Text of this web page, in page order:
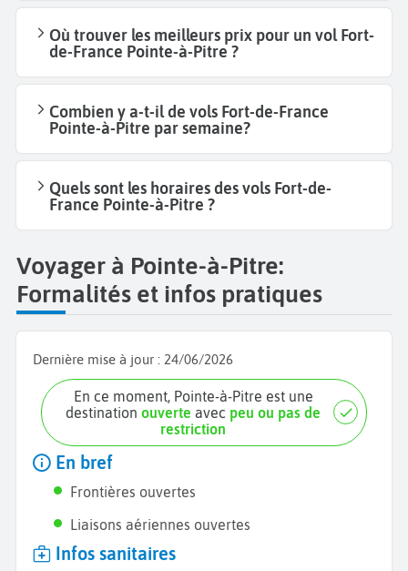
Où trouver les meilleurs prix pour un vol Fort-
de-France Pointe-à-Pitre ?
Combien y a-t-il de vols Fort-de-France
Pointe-à-Pitre par semaine?
Quels sont les horaires des vols Fort-de-
France Pointe-à-Pitre ?
Voyager à Pointe-à-Pitre:
Formalités et infos pratiques
Dernière mise à jour : 24/06/2026
En ce moment, Pointe-à-Pitre est une
destinationouverte avec peu ou pas de
restriction
En bref
Frontières ouvertes
Liaisons aériennes ouvertes
Infos sanitaires